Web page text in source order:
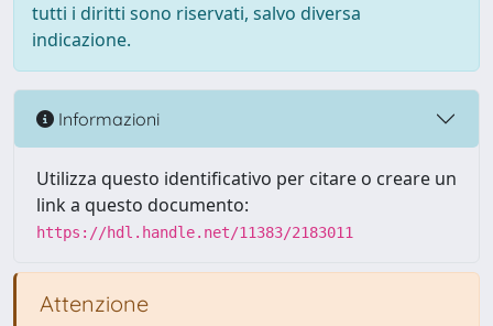
tutti i diritti sono riservati, salvo diversa
indicazione.
Informazioni
Utilizza questo identificativo per citare o creare un
link a questo documento:
https://hdl.handle.net/11383/2183011
Attenzione